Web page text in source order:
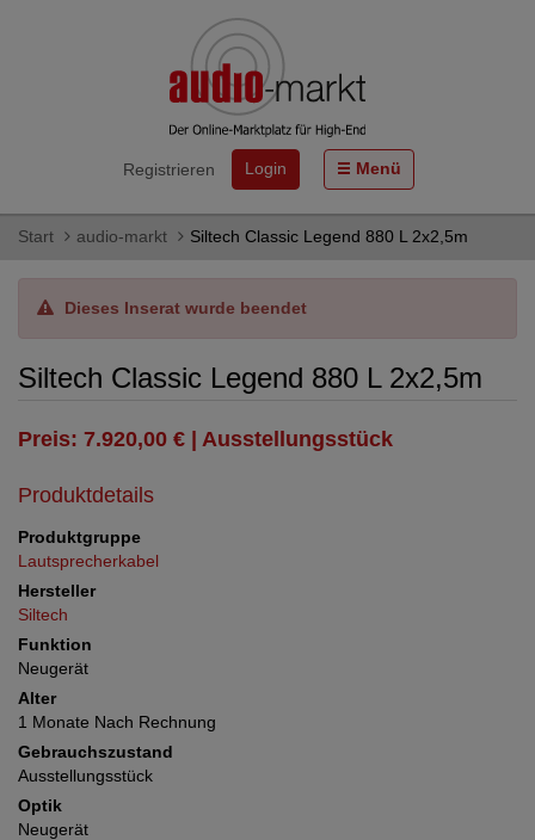
Registrieren Login Menü
Start audio-markt Siltech Classic Legend 880 L 2x2,5m
Dieses Inserat wurde beendet
Siltech Classic Legend 880 L 2x2,5m
Preis: 7.920,00 € | Ausstellungsstück
Produktdetails
Produktgruppe
Lautsprecherkabel
Hersteller
Siltech
Funktion
Neugerät
Alter
1 Monate Nach Rechnung
Gebrauchszustand
Ausstellungsstück
Optik
Neugerät